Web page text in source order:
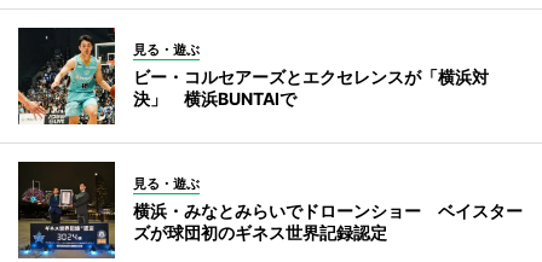
見る・遊ぶ
ビー・コルセアーズとエクセレンスが「横浜対
決」 横浜BUNTAIで
見る・遊ぶ
横浜・みなとみらいでドローンショー ベイスター
ズが球団初のギネス世界記録認定